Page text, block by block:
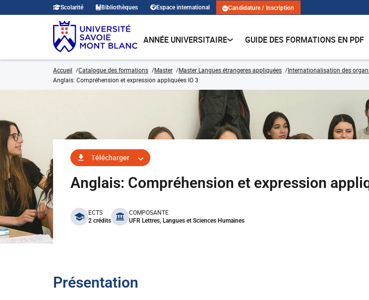
Scolarité Bibliothèques Espace international Candidature / Inscription
ANNÉE UNIVERSITAIRE GUIDE DES FORMATIONS EN PDF
Accueil Catalogue des formations Master Master Langues étrangeres appliquées Internationalisation des
Anglais: Compréhension et expression appliquées IO 3
Télécharger
Anglais: Compréhension et expression
benefits
ECTS
2 crédits
COMPOSANTE
UFR Lettres, Langues et Sciences Humaines
Présentation